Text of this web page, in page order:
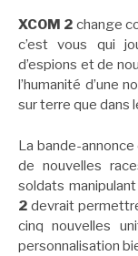
XCOM 2 change
c’est vous qui
d’espions et de
l’humanité d’une
sur terre que dans
La bande-annonce
de nouvelles
soldats
2 devrait
cinq nouvelles
personnalisation